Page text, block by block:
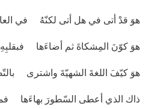
هوَ قدْ أتى في هل أتى لكنّهُ في
هوَ كوّنَ المِشكاةَ ثم أضاءَها فبقلبِهِ
هوَ كيّفَ اللغةَ الشهيّةَ واشترى
ذاك الذي أعطى السّطورَ بهاءَها